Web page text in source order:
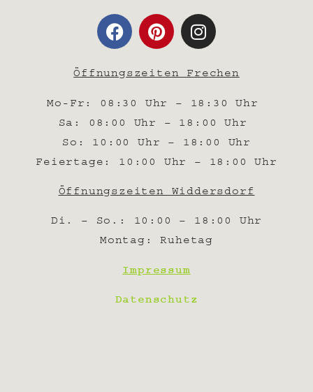
Öffnungszeiten Frechen
Mo-Fr: 08:30 Uhr – 18:30 Uhr
Sa: 08:00 Uhr – 18:00 Uhr
So: 10:00 Uhr – 18:00 Uhr
Feiertage: 10:00 Uhr – 18:00 Uhr
Öffnungszeiten Widdersdorf
Di. – So.: 10:00 – 18:00 Uhr
Montag: Ruhetag
Impressum
Datenschutz